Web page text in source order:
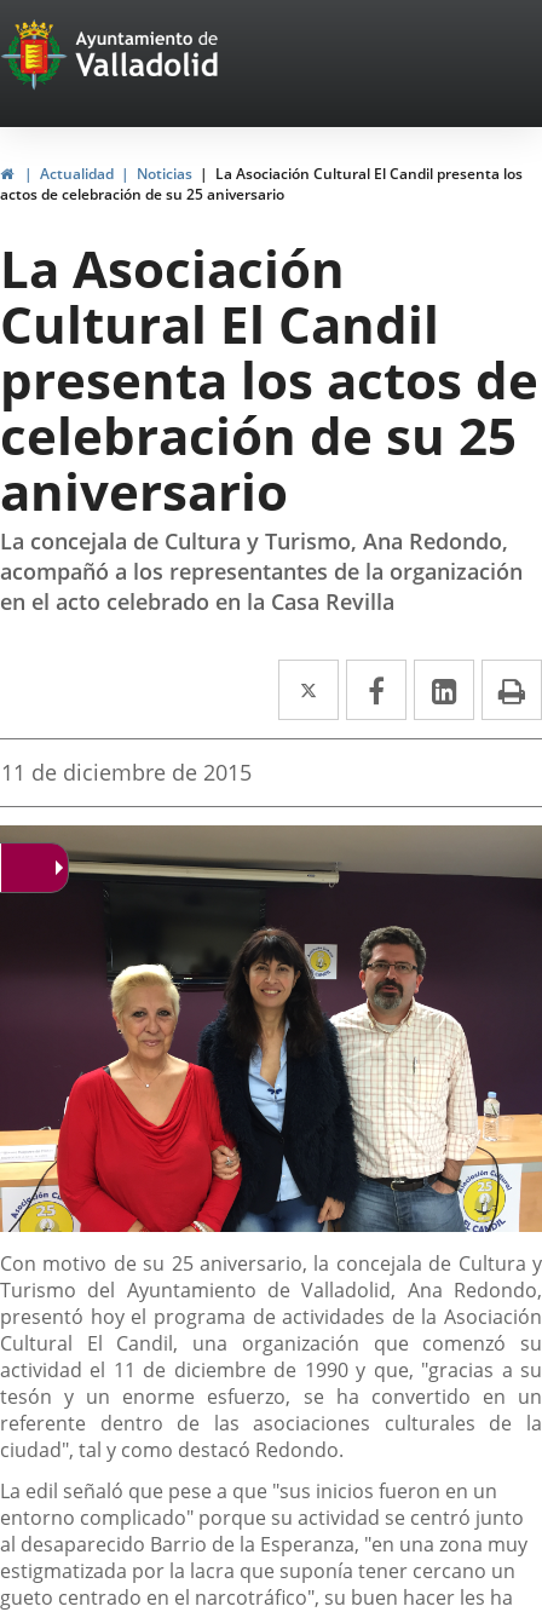
Portal
Web
del
Ayuntamiento
de
Valladolid
HomeActualidad Noticias
La Asociación Cultural El Candil presenta los
actos de celebración de su 25 aniversario
La Asociación
Cultural El Candil
presenta los actos de
celebración de su 25
aniversario
La concejala de Cultura y Turismo, Ana Redondo,
acompañó a los representantes de la organización
en el acto celebrado en la Casa Revilla
Twitter
Enlace
a
aplicación
Facebook
Enlace
a
aplicación
Enlace
a
Fecha
la
noticia
11 de diciembre de 2015
Descripción
Con motivo de su 25 aniversario, la concejala de Cultura y
Turismo del Ayuntamiento de Valladolid, Ana Redondo,
presentó hoy el programa de actividades de la Asociación
Cultural El Candil, una organización que comenzó su
actividad el 11 de diciembre de 1990 y que, "gracias a su
tesón y un enorme esfuerzo, se ha convertido en un
referente dentro de las asociaciones culturales de la
ciudad", tal y como destacó Redondo.
La edil señaló que pese a que "sus inicios fueron en un
entorno complicado" porque su actividad se centró junto
al desaparecido Barrio de la Esperanza, "en una zona muy
estigmatizada por la lacra que suponía tener cercano un
gueto centrado en el narcotráfico", su buen hacer les ha